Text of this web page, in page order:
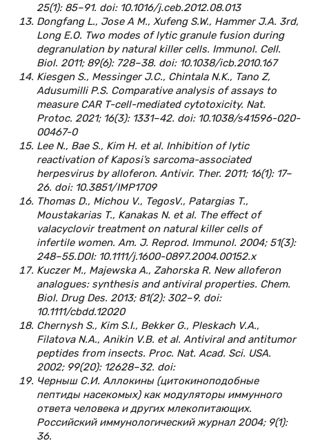
25(1): 85–91. doi: 10.1016/j.ceb.2012.08.013
Dongfang L., Jose A M., Xufeng S.W., Hammer J.A. 3rd,
Long E.O. Two modes of lytic granule fusion during
degranulation by natural killer cells. Immunol. Cell.
Biol. 2011; 89(6): 728–38. doi: 10.1038/icb.2010.167
Kiesgen S., Messinger J.C., Chintala N.K., Tano Z,
Adusumilli P.S. Comparative analysis of assays to
measure CAR T-cell-mediated cytotoxicity. Nat.
Protoc. 2021; 16(3): 1331–42. doi: 10.1038/s41596-020-
00467-0
Lee N., Bae S., Kim H. et al. Inhibition of lytic
reactivation of Kaposi’s sarcoma-associated
herpesvirus by alloferon. Antivir. Ther. 2011; 16(1): 17–
26. doi: 10.3851/IMP1709
Thomas D., Michou V., TegosV., Patargias T.,
Moustakarias T., Kanakas N. et al. The effect of
valacyclovir treatment on natural killer cells of
infertile women. Am. J. Reprod. Immunol. 2004; 51(3):
248–55.DOI: 10.1111/j.1600-0897.2004.00152.x
Kuczer M., Majewska A., Zahorska R. New alloferon
analogues: synthesis and antiviral properties. Chem.
Biol. Drug Des. 2013; 81(2): 302–9. doi:
10.1111/cbdd.12020
Chernysh S., Kim S.I., Bekker G., Pleskach V.A.,
Filatova N.A., Anikin V.B. et al. Antiviral and antitumor
peptides from insects. Proc. Nat. Acad. Sci. USA.
2002; 99(20): 12628–32. doi:
Черныш С.И. Аллокины (цитокиноподобные
пептиды насекомых) как модуляторы иммунного
ответа человека и других млекопитающих.
Российский иммунологический журнал 2004; 9(1):
36.